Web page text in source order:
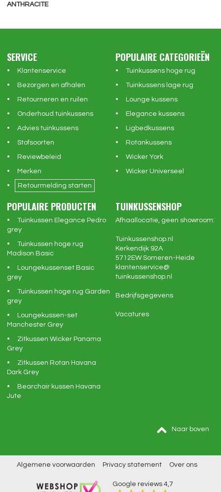
ANTHRACITE
SERVICE
Klantenservice
Bezorgen en afhalen
Retourneren en ruilen
Onderhoud tuinkussens
Advies tuinkussens
Stofsoorten
Reviewbeleid
Merken
Retourmelding starten
POPULAIRE CATEGORIEËN
Tuinkussens hoge rug
Tuinkussens lage rug
Lounge kussens
Elegance kussens
Ligbedkussens
Rotankussens
Wicker York
Wicker Universeel
POPULAIRE PRODUCTEN
Tuinkussen Elegance Pedro
grey
Tuinkussen hoge rug
Madison Basic
Loungekussenset Basic
grey
Tuinkussen hoge rug Garden
grey
Loungekussen-set
Manchester Grey
Zitkussen Wicker Panama
Grey
Zitkussen Rotan Havana
Dark Grey
Bearchair kussen Havana
Jute
TUINKUSSENSHOP
Afhaallocatie, geen showroom:
Tuinkussenshop.nl
Kerkendijk 92A
5712EW Someren-Heide
klantenservice@
tuinkussenshop.nl
Bedrijfsgegevens
Vacatures
Naar boven
Algemene voorwaarden Privacy statement Over ons
Google reviews 4,7